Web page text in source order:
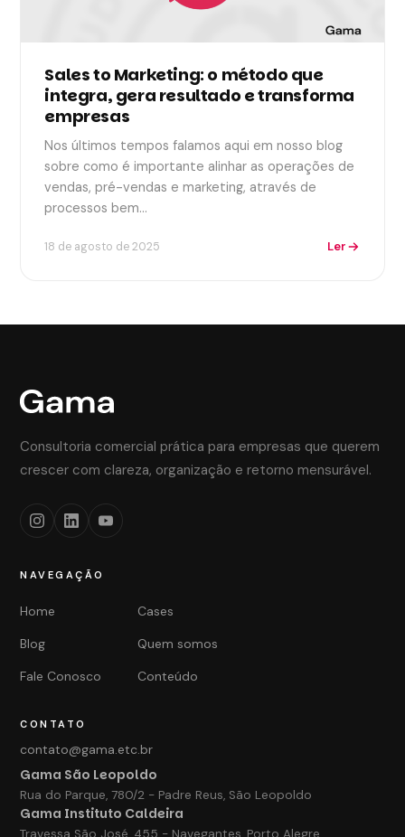
Sales to Marketing: o método que
integra, gera resultado e transforma
empresas
Nos últimos tempos falamos aqui em nosso blog
sobre como é importante alinhar as operações de
vendas, pré-vendas e marketing, através de
processos bem…
18 de agosto de 2025 Ler
Consultoria comercial prática para empresas que querem
crescer com clareza, organização e retorno mensurável.
NAVEGAÇÃO
Home
Cases
Blog
Quem somos
Fale Conosco
Conteúdo
CONTATO
contato@gama.etc.br
Gama São Leopoldo
Rua do Parque, 780/2 - Padre Reus, São Leopoldo
Gama Instituto Caldeira
Travessa São José, 455 - Navegantes, Porto Alegre